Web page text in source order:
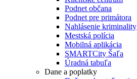
Podnet občana
Podnet pre primátora
Nahlásenie kriminality
Mestská polícia
Mobilná aplikácia
SMARTCity Šaľa
Úradná tabuľa
Dane a poplatky